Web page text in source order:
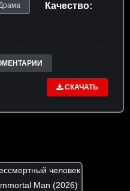
Качество:
СКАЧАТЬ